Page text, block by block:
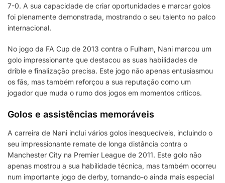
7-0. A sua capacidade de criar oportunidades e marcar golos
foi plenamente demonstrada, mostrando o seu talento no palco
internacional.
No jogo da FA Cup de 2013 contra o Fulham, Nani marcou um
golo impressionante que destacou as suas habilidades de
drible e finalização precisa. Este jogo não apenas entusiasmou
os fãs, mas também reforçou a sua reputação como um
jogador que muda o rumo dos jogos em momentos críticos.
Golos e assistências memoráveis
A carreira de Nani inclui vários golos inesquecíveis, incluindo o
seu impressionante remate de longa distância contra o
Manchester City na Premier League de 2011. Este golo não
apenas mostrou a sua habilidade técnica, mas também ocorreu
num importante jogo de derby, tornando-o ainda mais especial